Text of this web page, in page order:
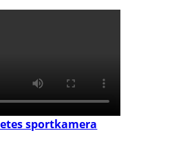
sportkamera